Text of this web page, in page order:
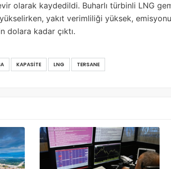
olarak kaydedildi. Buharlı türbinli LNG
yakıt verimliliği yüksek,
dolara kadar çıktı.
KAPASITE LNG TERSANE